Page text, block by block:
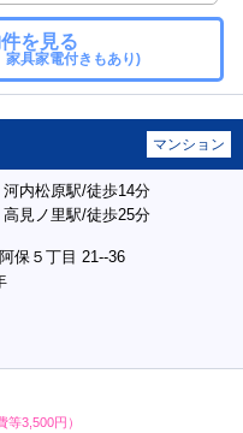
を見る
家具家電付きもあり)
マンション
内松原駅/徒歩14分
見ノ里駅/徒歩25分
保５丁目 21--36
等3,500円）